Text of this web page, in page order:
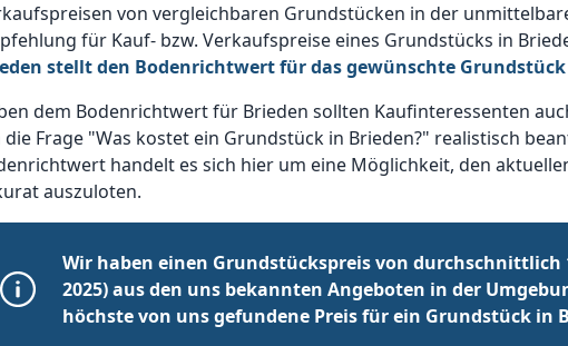
von vergleichbaren Grundstücken in der
für Kauf- bzw. Verkaufspreise eines Grundstücks in
stellt den Bodenrichtwert für das gewünschte
dem Bodenrichtwert für Brieden sollten Kaufinteressenten
die Frage "Was kostet ein Grundstück in Brieden?" realistisch
handelt es sich hier um eine Möglichkeit, den
auszuloten.
Wir haben einen Grundstückspreis von durchschnittlich
2025) aus den uns bekannten Angeboten in der
höchste von uns gefundene Preis für ein Grundstück in